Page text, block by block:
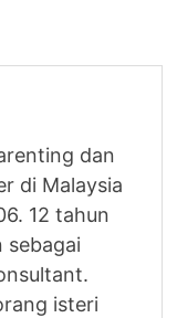
dan
di Malaysia
12 tahun
sebagai
isteri